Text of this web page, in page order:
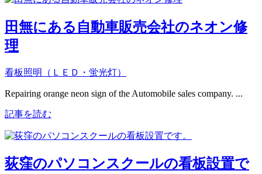
田無にある自動車販売会社のネオン修
理
看板照明（ＬＥＤ・蛍光灯）
Repairing orange neon sign of the Automobile sales company. ...
記事を読む
荻窪のパソコンスクールの看板設置で